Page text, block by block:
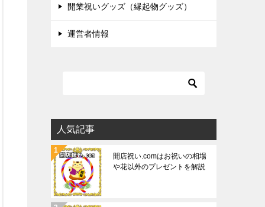
開業祝いグッズ（縁起物グッズ）
運営者情報
人気記事
開店祝い.comはお祝いの相場
や花以外のプレゼントを解説